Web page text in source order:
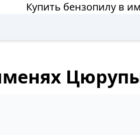
Купить бензопилу в